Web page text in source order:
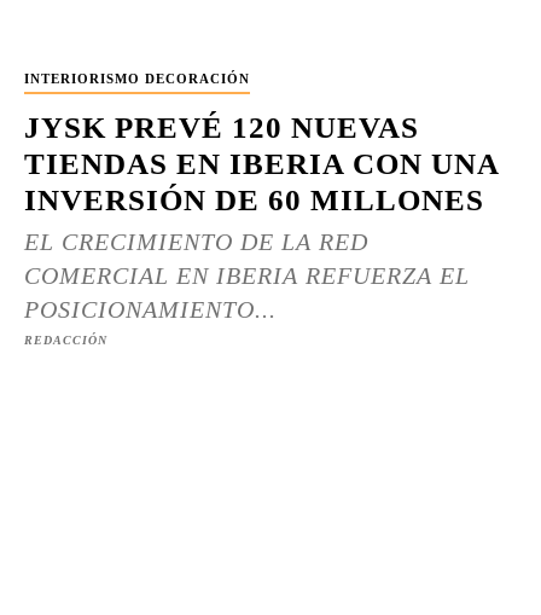
INTERIORISMO DECORACIÓN
JYSK PREVÉ 120 NUEVAS
TIENDAS EN IBERIA CON UNA
INVERSIÓN DE 60 MILLONES
EL CRECIMIENTO DE LA RED
COMERCIAL EN IBERIA REFUERZA EL
POSICIONAMIENTO...
REDACCIÓN